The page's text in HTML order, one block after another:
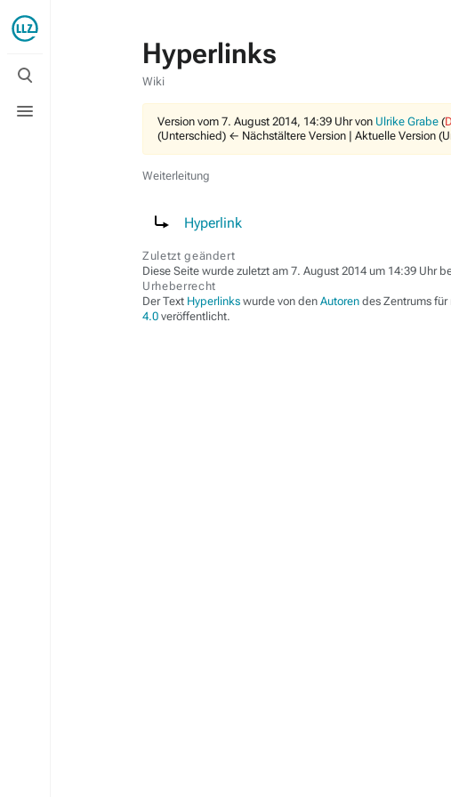
Suche
umschalten
umschalten
Hyperlinks
Wiki
Version vom 7. August 2014, 14:39 Uhr von Ulrike Grabe (
(Unterschied) ← Nächstältere Version | Aktuelle Version
Weiterleitung
Hyperlink
Zuletzt geändert
Diese Seite wurde zuletzt am 7. August 2014 um 14:39 Uhr
Urheberrecht
Der Text Hyperlinks wurde von den Autoren des Zentrums
4.0 veröffentlicht.